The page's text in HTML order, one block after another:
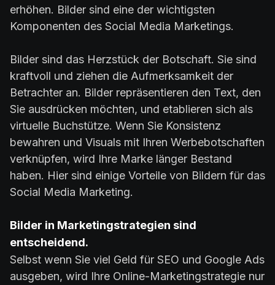
erhöhen. Bilder sind eine der wichtigsten
Komponenten des Social Media Marketings.
Bilder sind das Herzstück der Botschaft. Sie sind
kraftvoll und ziehen die Aufmerksamkeit der
Betrachter an. Bilder repräsentieren den Text, den
Sie ausdrücken möchten, und etablieren sich als
virtuelle Buchstütze. Wenn Sie Konsistenz
bewahren und Visuals mit Ihren Werbebotschaften
verknüpfen, wird Ihre Marke länger Bestand
haben. Hier sind einige Vorteile von Bildern für das
Social Media Marketing.
Bilder in Marketingstrategien sind
entscheidend.
Selbst wenn Sie viel Geld für SEO und Google Ads
ausgeben, wird Ihre Online-Marketingstrategie nur